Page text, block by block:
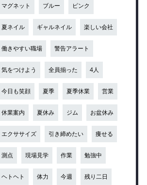
マグネット ブルー ピンク
夏ネイル ギャルネイル 楽しい会社
働きやすい職場 警告アラート
気をつけよう 全員揃った 4人
今日も笑顔 夏季 夏季休業 営業
休業案内 夏休み ジム お盆休み
エクササイズ 引き締めたい 痩せる
測点 現場見学 作業 勉強中
ヘトヘト 体力 今週 残り二日